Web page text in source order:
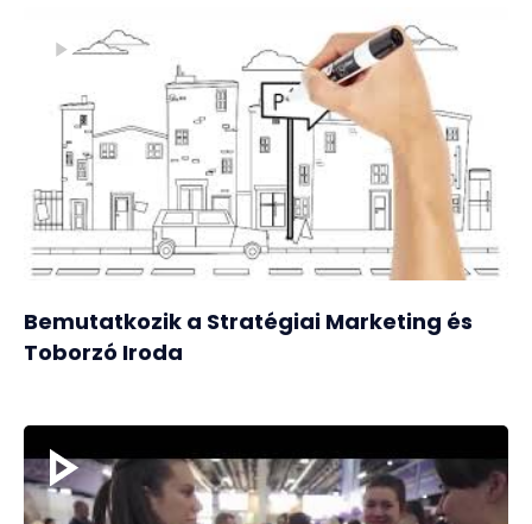
Bemutatkozik a Stratégiai Marketing és
Toborzó Iroda